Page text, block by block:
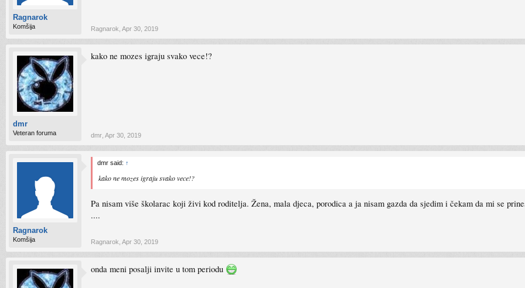
Ragnarok
Komšija Ragnarok Apr 30, 2019
dmr
Veteran foruma
kako ne mozes igraju svako vece!?
dmr Apr 30, 2019
Ragnarok
Komšija
dmr said: ↑
kako ne mozes igraju svako vece!?
Pa nisam više školarac koji živi kod roditelja. Žena, mala djeca, porodica a ja nisam gazda da sjedim i čekam da mi se
....
Ragnarok Apr 30, 2019
onda meni posalji invite u tom periodu